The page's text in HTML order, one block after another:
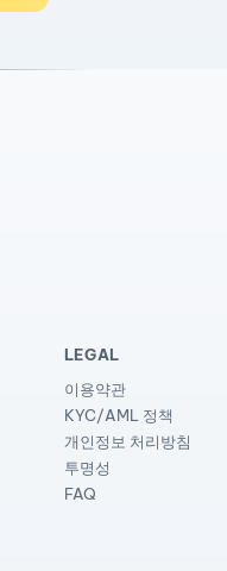
LEGAL
이용약관
KYC/AML 정책
개인정보 처리방침
투명성
FAQ